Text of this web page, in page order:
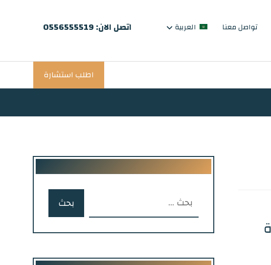
تواصل معنا العربية اتصل الان: 0556555519
اطلب استشارة